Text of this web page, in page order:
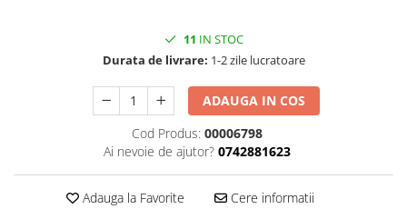
Placi dezvoltare
Module atasabile Arduino
Module Wireless
Senzori Arduino
Accesorii si componente
pentru Arduino
11 IN STOC
Durata de livrare: 1-2 zile lucratoare
ADAUGA IN COS
Cod Produs: 00006798
Ai nevoie de ajutor? 0742881623
Adauga la Favorite Cere informatii